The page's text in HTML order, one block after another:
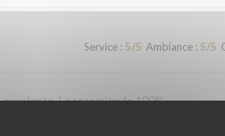
Service: 5/5 Ambiance: 5/5
excelente. Lo recomiendo 100%.